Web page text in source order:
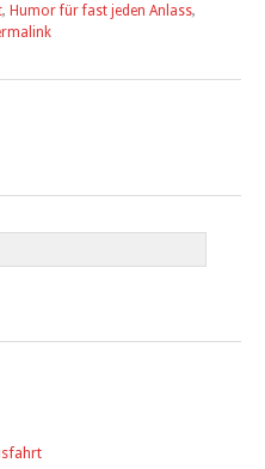
, Humor für fast jeden Anlass,